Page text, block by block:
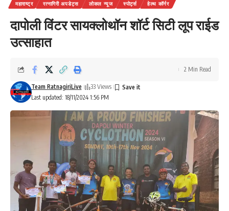
महाराष्ट्र रत्नागिरी अपडेट्स लोकल न्यूज स्पोर्ट्स हेल्थ कॉर्नर
दापोली विंटर सायक्लोथॉन शॉर्ट सिटी लूप राईड
उत्साहात
Last updated: 18/11/2024 1:56 PM
Team RatnagiriLive 33 Views
2 Min Read